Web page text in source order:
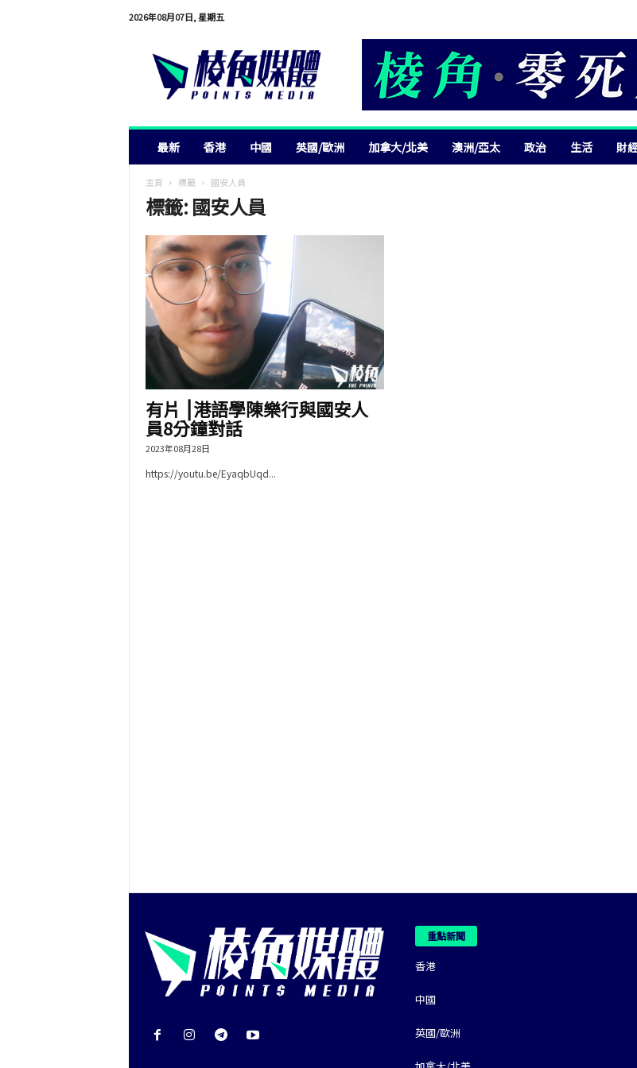
2026年08月07日, 星期五
最新 香港 中國 英國/歐洲 加拿大/北美 澳洲/亞太 政治 生活 財
主頁 標籤 國安人員
標籤: 國安人員
有片 ⎮港語學陳樂行與國安人
員8分鐘對話
2023年08月28日
https://youtu.be/EyaqbUqd...
重點新聞
香港
中國
英國/歐洲